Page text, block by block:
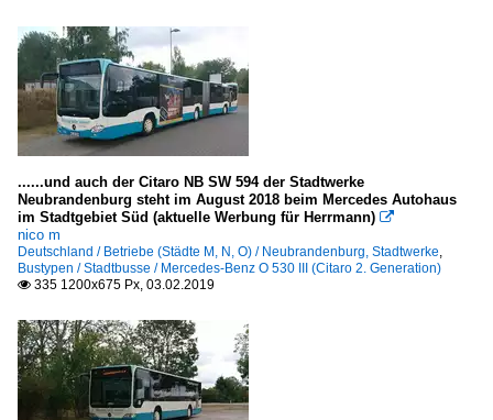
......und auch der Citaro NB SW 594 der Stadtwerke
Neubrandenburg steht im August 2018 beim Mercedes Autohaus
im Stadtgebiet Süd (aktuelle Werbung für Herrmann) 
nico m
Deutschland / Betriebe (Städte M, N, O) / Neubrandenburg, Stadtwerke,
Bustypen / Stadtbusse / Mercedes-Benz O 530 III (Citaro 2. Generation)
 335 1200x675 Px, 03.02.2019